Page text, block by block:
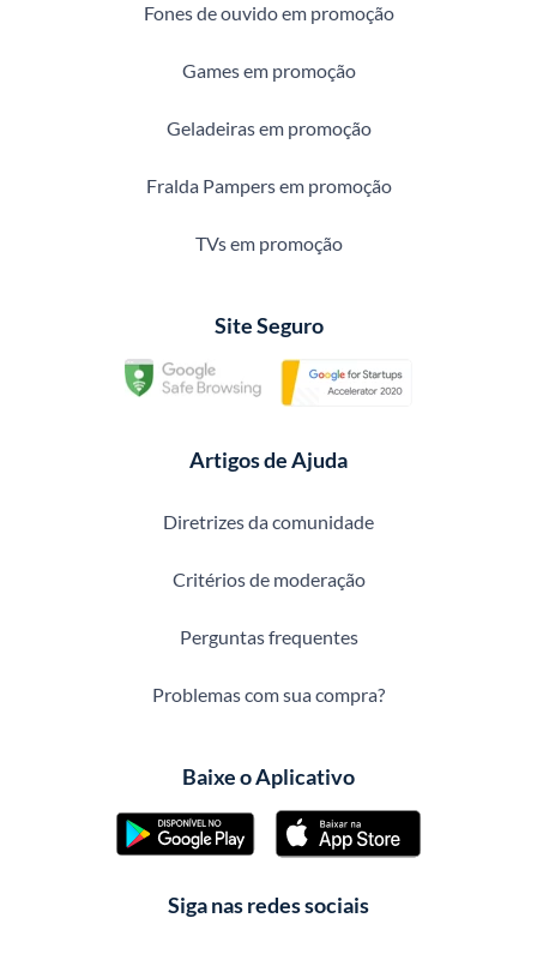
Fones de ouvido em promoção
Games em promoção
Geladeiras em promoção
Fralda Pampers em promoção
TVs em promoção
Site Seguro
Artigos de Ajuda
Diretrizes da comunidade
Critérios de moderação
Perguntas frequentes
Problemas com sua compra?
Baixe o Aplicativo
Siga nas redes sociais